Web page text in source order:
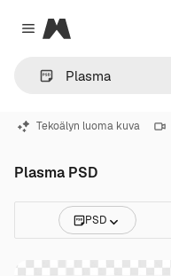
Close menu
Magnific
Tekoälyn luoma kuva
Plasma PSD
PSD